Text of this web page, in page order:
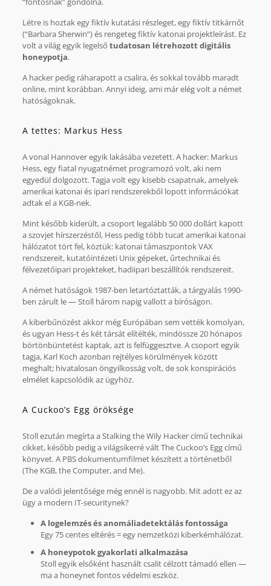
Létre is hoztak egy fiktív kutatási részleget, egy fiktív titkárnőt
(“Barbara Sherwin”) és rengeteg fiktív katonai projektleírást. Ez
volt a világ egyik legelső tudatosan létrehozott digitális
honeypotja.
A hacker pedig ráharapott a csalira, és sokkal tovább maradt
online, mint korábban. Annyi ideig, ami már elég volt a német
hatóságoknak.
A tettes: Markus Hess
A vonal Hannover egyik lakásába vezetett. A hacker: Markus
Hess, egy fiatal nyugatnémet programozó volt, aki nem
egyedül dolgozott. Tagja volt egy kisebb csapatnak, amelyek
amerikai katonai és ipari rendszerekből lopott információkat
adtak el a KGB-nek.
Mint később kiderült, a csoport legalább 50 000 dollárt kapott
a szovjet hírszerzéstől, Hess pedig több tucat amerikai katonai
hálózatot tört fel, köztük: katonai támaszpontok VAX
rendszereit, kutatóintézeti Unix gépeket, űrtechnikai és
félvezetőipari projekteket, hadiipari beszállítók rendszereit.
A német hatóságok 1987-ben letartóztatták, a tárgyalás 1990-
ben zárult le — Stoll három napig vallott a bíróságon.
A kiberbűnözést akkor még Európában sem vették komolyan,
és ugyan Hess-t és két társát elítélték, mindössze 20 hónapos
börtönbüntetést kaptak, azt is felfüggesztve. A csoport egyik
tagja, Karl Koch azonban rejtélyes körülmények között
meghalt; hivatalosan öngyilkosság volt, de sok konspirációs
elmélet kapcsolódik az ügyhöz.
A Cuckoo’s Egg öröksége
Stoll ezután megírta a Stalking the Wily Hacker című technikai
cikket, később pedig a világsikerré vált The Cuckoo’s Egg című
könyvet. A PBS dokumentumfilmet készített a történetből
(The KGB, the Computer, and Me).
De a valódi jelentősége még ennél is nagyobb. Mit adott ez az
ügy a modern IT-securitynek?
A logelemzés és anomáliadetektálás fontossága
Egy 75 centes eltérés = egy nemzetközi kiberkémhálózat.
A honeypotok gyakorlati alkalmazása
Stoll egyik elsőként használt csalit célzott támadó ellen —
ma a honeynet fontos védelmi eszköz.